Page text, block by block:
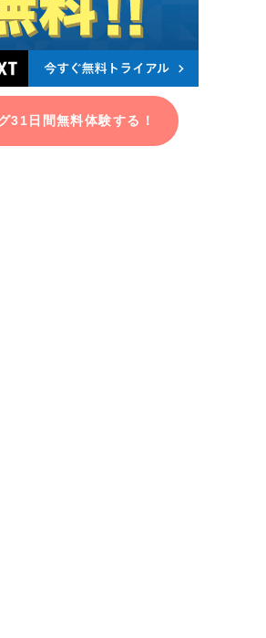
31日間無料体験する！